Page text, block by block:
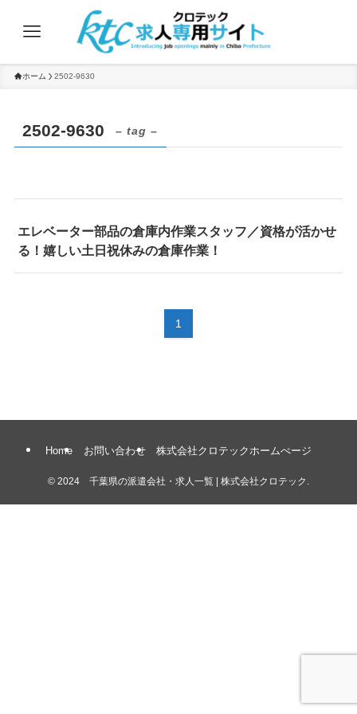
ホーム 2502-9630
2502-9630 – tag –
エレベーター部品の倉庫内作業スタッフ／資格が活かせ
る！嬉しい土日祝休みの倉庫作業！
1
Home お問い合わせ 株式会社クロテックホームぺージ
© 2024 千葉県の派遣会社・求人一覧 | 株式会社クロテック.